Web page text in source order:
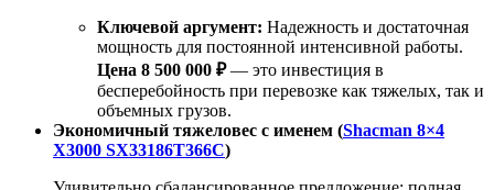
Ключевой аргумент: Надежность и достаточная
мощность для постоянной интенсивной работы.
Цена 8 500 000 ₽— это инвестиция в
бесперебойность при перевозке как тяжелых, так и
объемных грузов.
Экономичный тяжеловес с именем (Shacman 8×4
X3000 SX33186T366С)